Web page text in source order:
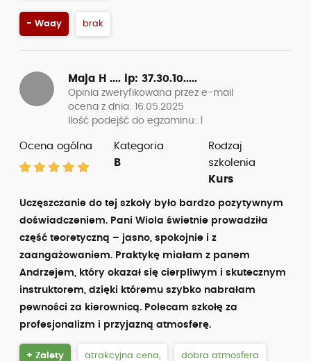
- Wady brak
Maja H .... ip: 37.30.10.....
Opinia zweryfikowana przez e-mail
ocena z dnia: 16.05.2025
Ilość podejść do egzaminu: 1
Ocena ogólna
Kategoria
B
Rodzaj
szkolenia
Kurs
Uczęszczanie do tej szkoły było bardzo pozytywnym
doświadczeniem. Pani Wiola świetnie prowadziła
część teoretyczną – jasno, spokojnie i z
zaangażowaniem. Praktykę miałam z panem
Andrzejem, który okazał się cierpliwym i skutecznym
instruktorem, dzięki któremu szybko nabrałam
pewności za kierownicą. Polecam szkołę za
profesjonalizm i przyjazną atmosferę.
+ Zalety atrakcyjna cena, dobra atmosfera